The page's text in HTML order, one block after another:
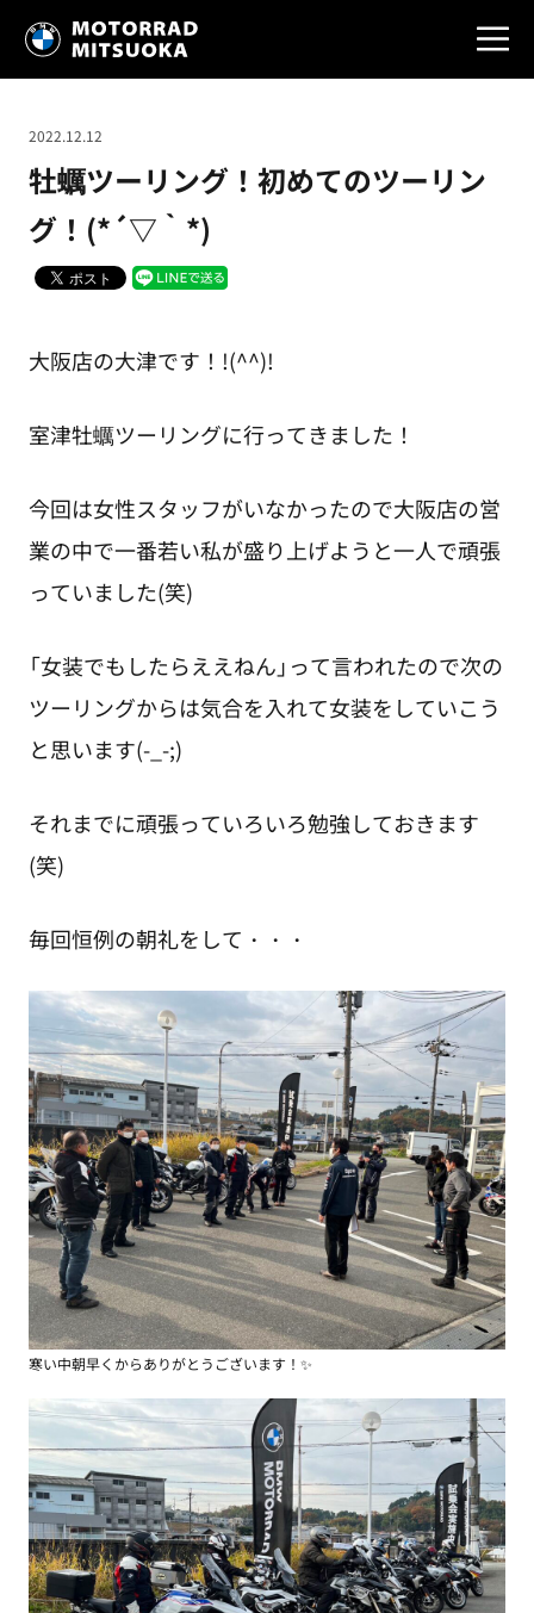
牡蠣ツーリング！初めてのツーリン
グ！(*´▽｀*)
2022.12.12
大阪店の大津です！!(^^)!
室津牡蠣ツーリングに行ってきました！
今回は女性スタッフがいなかったので大阪店の営
業の中で一番若い私が盛り上げようと一人で頑張
っていました(笑)
「女装でもしたらええねん」って言われたので次の
ツーリングからは気合を入れて女装をしていこう
と思います(-_-;)
それまでに頑張っていろいろ勉強しておきます
(笑)
毎回恒例の朝礼をして・・・
寒い中朝早くからありがとうございます！✨